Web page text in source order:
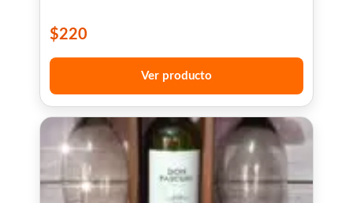
$220
Ver producto